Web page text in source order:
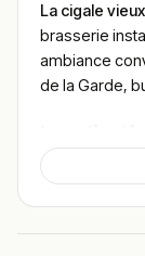
La cigale
brasserie
ambiance
de la Garde,